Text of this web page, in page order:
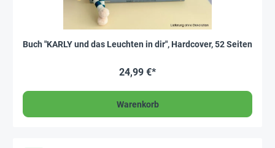
Buch "KARLY und das Leuchten in dir", Hardcover, 52 Seiten
24,99 €*
Warenkorb